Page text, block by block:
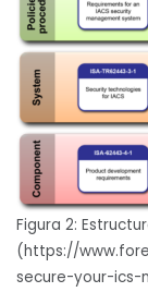
Figura 2:
(https://
secure-your-